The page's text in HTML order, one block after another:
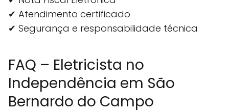
✔ Atendimento certificado
✔ Segurança e responsabilidade técnica
FAQ – Eletricista no
Independência em São
Bernardo do Campo